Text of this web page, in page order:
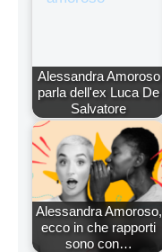
Alessandra Amoroso
parla dell'ex Luca De
Salvatore
Alessandra Amoroso,
ecco in che rapporti
sono con…